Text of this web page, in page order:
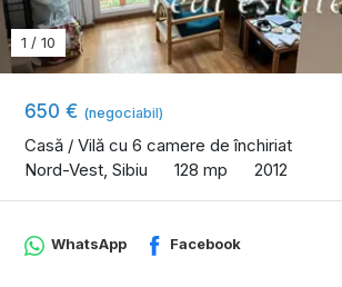
650 € (negociabil)
Casă / Vilă cu 6 camere de închiriat
Nord-Vest, Sibiu
128 mp 2012
1 / 10
WhatsApp Facebook